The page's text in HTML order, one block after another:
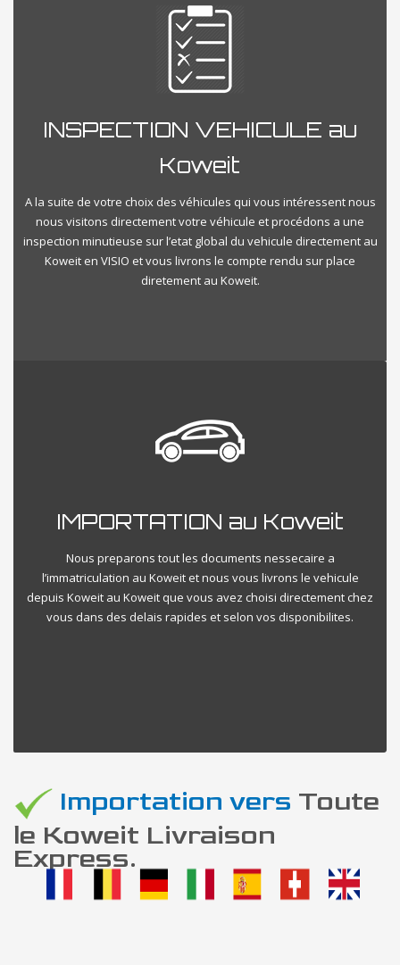
INSPECTION VEHICULE au
Koweit
A la suite de votre choix des véhicules qui vous intéressent nous
nous visitons directement votre véhicule et procédons a une
inspection minutieuse sur l’etat global du vehicule directement au
Koweit en VISIO et vous livrons le compte rendu sur place
diretement au Koweit.
IMPORTATION au Koweit
Nous preparons tout les documents nessecaire a
l’immatriculation au Koweit et nous vous livrons le vehicule
depuis Koweit au Koweit que vous avez choisi directement chez
vous dans des delais rapides et selon vos disponibilites.
Importation vers Toute
le Koweit Livraison
Express.